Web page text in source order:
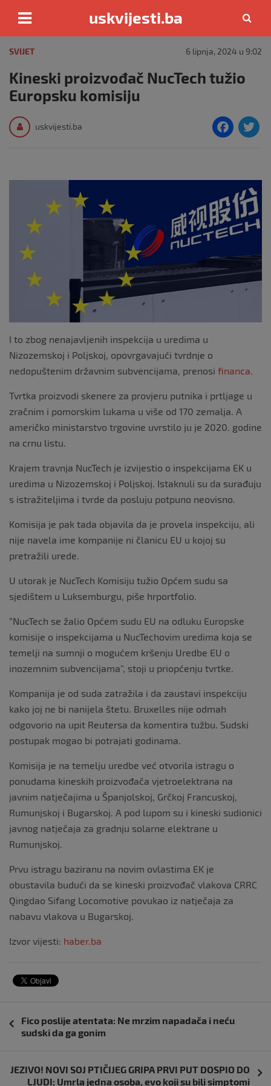
content
uskvijesti.ba
SVIJET 6 lipnja, 2024 u 9:02
Kineski proizvođač NucTech tužio
Europsku komisiju
uskvijesti.ba
F
e
b
o
o
k
I to zbog nenajavljenih inspekcija u uredima u
Nizozemskoj i Poljskoj, opovrgavajući tvrdnje o
nedopuštenim državnim subvencijama, prenosi financa.
Tvrtka proizvodi skenere za provjeru putnika i prtljage u
zračnim i pomorskim lukama u više od 170 zemalja. A
američko ministarstvo trgovine uvrstilo ju je 2020. godine
na crnu listu.
Krajem travnja NucTech je izvijestio o inspekcijama EK u
uredima u Nizozemskoj i Poljskoj. Istaknuli su da surađuju
s istražiteljima i tvrde da posluju potpuno neovisno.
Komisija je pak tada objavila da je provela inspekciju, ali
nije navela ime kompanije ni članicu EU u kojoj su
pretražili urede.
U utorak je NucTech Komisiju tužio Općem sudu sa
sjedištem u Luksemburgu, piše hrportfolio.
“NucTech se žalio Općem sudu EU na odluku Europske
komisije o inspekcijama u NucTechovim uredima koja se
temelji na sumnji o mogućem kršenju Uredbe EU o
inozemnim subvencijama”, stoji u priopćenju tvrtke.
Kompanija je od suda zatražila i da zaustavi inspekciju
kako joj ne bi nanijela štetu. Bruxelles nije odmah
odgovorio na upit Reutersa da komentira tužbu. Sudski
postupak mogao bi potrajati godinama.
Komisija je na temelju uredbe već otvorila istragu o
ponudama kineskih proizvođača vjetroelektrana na
javnim natječajima u Španjolskoj, Grčkoj Francuskoj,
Rumunjskoj i Bugarskoj. A pod lupom su i kineski sudionici
javnog natječaja za gradnju solarne elektrane u
Rumunjskoj.
Prvu istragu baziranu na novim ovlastima EK je
obustavila budući da se kineski proizvođač vlakova CRRC
Qingdao Sifang Locomotive povukao iz natječaja za
nabavu vlakova u Bugarskoj.
Izvor vijesti: haber.ba
objava
Fico poslije atentata: Ne mrzim napadača i neću
sudski da ga gonim
JEZIVO! NOVI SOJ PTIČIJEG GRIPA PRVI PUT DOSPIO DO
LJUDI: Umrla jedna osoba, evo koji su bili simptomi